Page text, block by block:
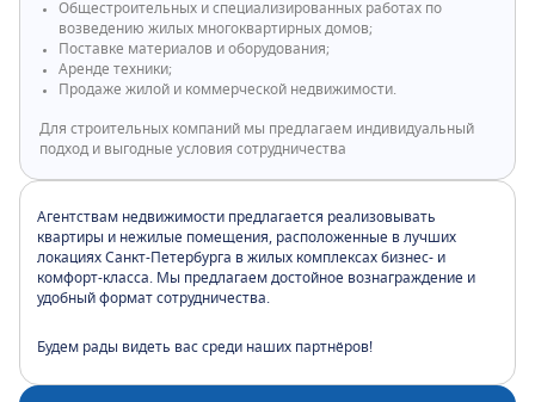
Общестроительных и специализированных работах по
возведению жилых многоквартирных домов;
Поставке материалов и оборудования;
Аренде техники;
Продаже жилой и коммерческой недвижимости.
Для строительных компаний мы предлагаем индивидуальный
подход и выгодные условия сотрудничества
Агентствам недвижимости предлагается реализовывать
квартиры и нежилые помещения, расположенные в лучших
локациях Санкт-Петербурга в жилых комплексах бизнес- и
комфорт-класса. Мы предлагаем достойное вознаграждение и
удобный формат сотрудничества.
Будем рады видеть вас среди наших партнёров!